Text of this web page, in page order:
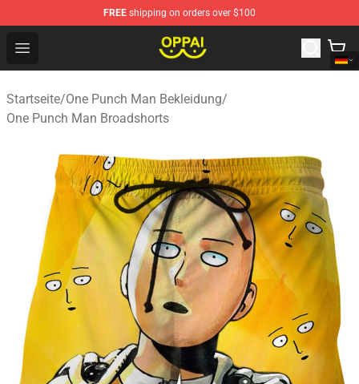
FREE shipping on orders over $100
Open menu
Oppai Store - Official Oppai Merchandise Shop
Startseite/One Punch Man Bekleidung/
One Punch Man Broadshorts